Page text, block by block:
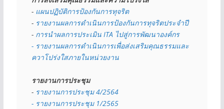
- แผนปฏิบัติการป้องกันการทุจริต
- รายงานผลการดำเนินการป้องกันการทุจริตประจำปี
- การนำผลการประเมิน ITA ไปสู่การพัฒนาองค์กร
- รายงานผลการดำเนินการเพื่อส่งเสริมคุณธรรมและ
ควาโปร่งใสภายในหน่วยงาน
รายงานการประชุม
- รายงานการประชุม 4/2564
- รายงานการประชุม 1/2565